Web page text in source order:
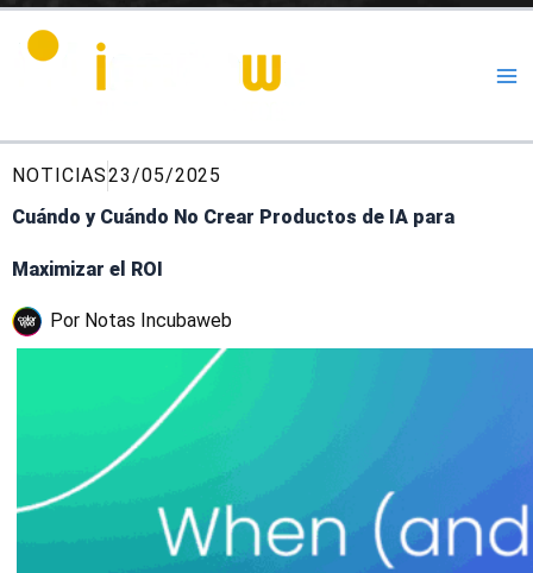
NOTICIAS23/05/2025
Cuándo y Cuándo No Crear Productos de IA para
Maximizar el ROI
Por Notas Incubaweb